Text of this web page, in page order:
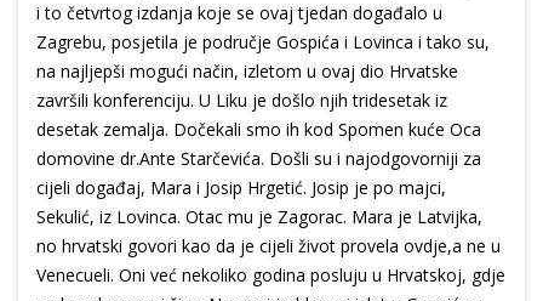
i to četvrtog izdanja koje se ovaj tjedan događalo u
Zagrebu, posjetila je područje Gospića i Lovinca i tako su,
na najljepši mogući način, izletom u ovaj dio Hrvatske
završili konferenciju. U Liku je došlo njih tridesetak iz
desetak zemalja. Dočekali smo ih kod Spomen kuće Oca
domovine dr.Ante Starčevića. Došli su i najodgovorniji za
cijeli događaj, Mara i Josip Hrgetić. Josip je po majci,
Sekulić, iz Lovinca. Otac mu je Zagorac. Mara je Latvijka,
no hrvatski govori kao da je cijeli život provela ovdje,a ne u
Venecueli. Oni već nekoliko godina posluju u Hrvatskoj, gdje